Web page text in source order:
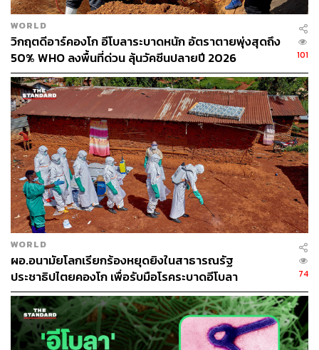
WORLD
วิกฤตดีอาร์คองโก อีโบลาระบาดหนัก อัตราตายพุ่งสุดถึง
50% WHO ลงพื้นที่ด่วน ลุ้นวัคซีนปลายปี 2026
101
WORLD
ผอ.อนามัยโลกเรียกร้องหยุดยิงในสาธารณรัฐ
ประชาธิปไตยคองโก เพื่อรับมือโรคระบาดอีโบลา
74